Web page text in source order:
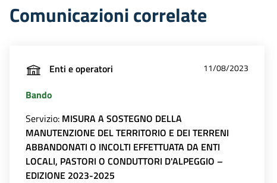
Comunicazioni correlate
Enti e operatori 11/08/2023
Bando
Servizio: MISURA A SOSTEGNO DELLA
MANUTENZIONE DEL TERRITORIO E DEI TERRENI
ABBANDONATI O INCOLTI EFFETTUATA DA ENTI
LOCALI, PASTORI O CONDUTTORI D'ALPEGGIO –
EDIZIONE 2023-2025